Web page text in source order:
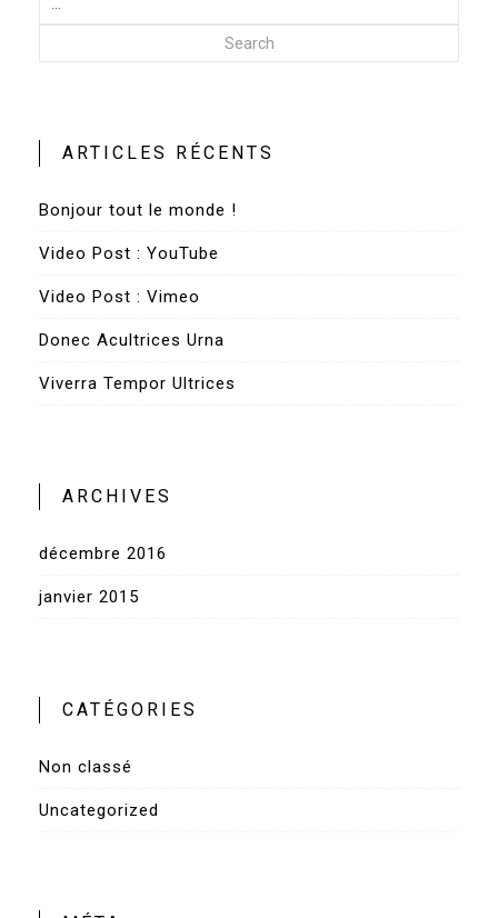
Search
ARTICLES RÉCENTS
Bonjour tout le monde !
Video Post : YouTube
Video Post : Vimeo
Donec Acultrices Urna
Viverra Tempor Ultrices
ARCHIVES
décembre 2016
janvier 2015
CATÉGORIES
Non classé
Uncategorized